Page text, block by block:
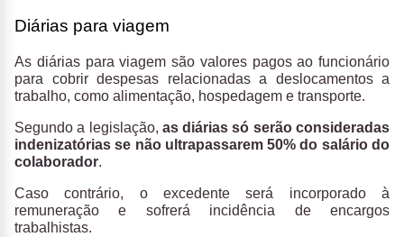
Diárias para viagem
As diárias para viagem são valores pagos ao funcionário
para cobrir despesas relacionadas a deslocamentos a
trabalho, como alimentação, hospedagem e transporte.
Segundo a legislação, as diárias só serão consideradas
indenizatórias se não ultrapassarem 50% do salário do
colaborador.
Caso contrário, o excedente será incorporado à
remuneração e sofrerá incidência de encargos
trabalhistas.